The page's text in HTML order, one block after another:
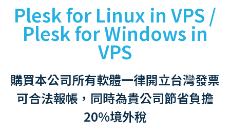
Plesk for Linux in VPS /
Plesk for Windows in
VPS
購買本公司所有軟體一律開立台灣發票
可合法報帳，同時為貴公司節省負擔
20%境外稅